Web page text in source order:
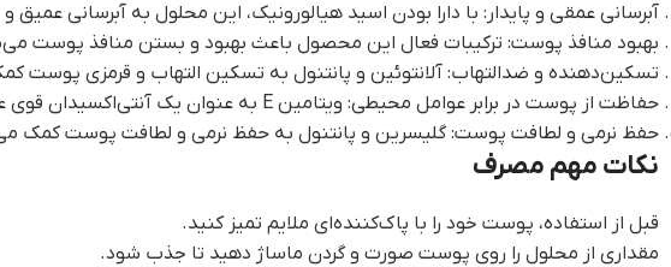
آبرسانی عمقی و پایدار: با دارا بودن اسید هیالورونیک، این محلول به آبرسانی
بهبود منافذ پوست: ترکیبات فعال این محصول باعث بهبود و بستن منافذ پوست
تسکین‌دهنده و ضدالتهاب: آلانتوئین و پانتنول به تسکین التهاب و قرمزی پوست
حفاظت از پوست در برابر عوامل محیطی: ویتامین E به عنوان یک آنتی‌اکسیدان قوی عمل می‌کند و از پوست در برابر آسیب‌های محیطی محافظت می‌کند.
حفظ نرمی و لطافت پوست: گلیسرین و پانتنول به حفظ نرمی و لطافت پوست کمک
نکات مهم مصرف
قبل از استفاده، پوست خود را با پاک‌کننده‌ای ملایم تمیز کنید.
مقداری از محلول را روی پوست صورت و گردن ماساژ دهید تا جذب شود.